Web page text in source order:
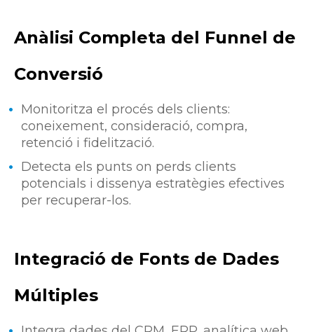
Anàlisi Completa del Funnel de
Conversió
Monitoritza el procés dels clients:
coneixement, consideració, compra,
retenció i fidelització.
Detecta els punts on perds clients
potencials i dissenya estratègies efectives
per recuperar-los.
Integració de Fonts de Dades
Múltiples